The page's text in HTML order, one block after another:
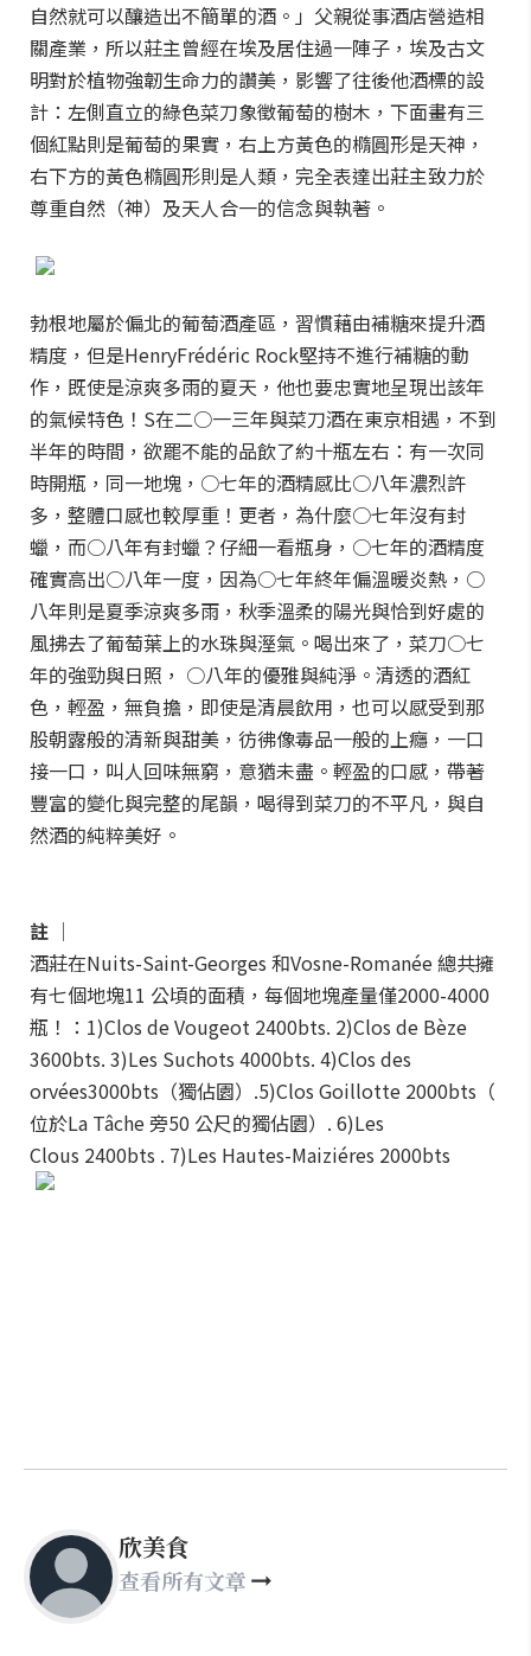
自然就可以釀造出不簡單的酒。」父親從事酒店營造相
關產業，所以莊主曾經在埃及居住過一陣子，埃及古文
明對於植物強韌生命力的讚美，影響了往後他酒標的設
計：左側直立的綠色菜刀象徵葡萄的樹木，下面畫有三
個紅點則是葡萄的果實，右上方黃色的橢圓形是天神，
右下方的黃色橢圓形則是人類，完全表達出莊主致力於
尊重自然（神）及天人合一的信念與執著。
勃根地屬於偏北的葡萄酒產區，習慣藉由補糖來提升酒
精度，但是HenryFrédéric Rock堅持不進行補糖的動
作，既使是涼爽多雨的夏天，他也要忠實地呈現出該年
的氣候特色！S在二○一三年與菜刀酒在東京相遇，不到
半年的時間，欲罷不能的品飲了約十瓶左右：有一次同
時開瓶，同一地塊，○七年的酒精感比○八年濃烈許
多，整體口感也較厚重！更者，為什麼○七年沒有封
蠟，而○八年有封蠟？仔細一看瓶身，○七年的酒精度
確實高出○八年一度，因為○七年終年偏溫暖炎熱，○
八年則是夏季涼爽多雨，秋季溫柔的陽光與恰到好處的
風拂去了葡萄葉上的水珠與溼氣。喝出來了，菜刀○七
年的強勁與日照， ○八年的優雅與純淨。清透的酒紅
色，輕盈，無負擔，即使是清晨飲用，也可以感受到那
股朝露般的清新與甜美，彷彿像毒品一般的上癮，一口
接一口，叫人回味無窮，意猶未盡。輕盈的口感，帶著
豐富的變化與完整的尾韻，喝得到菜刀的不平凡，與自
然酒的純粹美好。
註 │
酒莊在Nuits-Saint-Georges 和Vosne-Romanée 總共擁
有七個地塊11 公頃的面積，每個地塊產量僅2000-4000
瓶！：1)Clos de Vougeot 2400bts. 2)Clos de Bèze
3600bts. 3)Les Suchots 4000bts. 4)Clos des
orvées3000bts（獨佔園）.5)Clos Goillotte 2000bts（
位於La Tâche 旁50 公尺的獨佔園）. 6)Les
Clous 2400bts . 7)Les Hautes-Maiziéres 2000bts
欣美食
查看所有文章